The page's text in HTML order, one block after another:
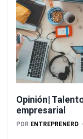
Opinión|
empresarial
POR ENTREPRENERD